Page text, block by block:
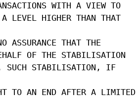
WITH A VIEW TO
LEVEL HIGHER THAN THAT
ASSURANCE THAT THE
OF THE STABILISATION
SUCH STABILISATION, IF
TO AN END AFTER A LIMITED